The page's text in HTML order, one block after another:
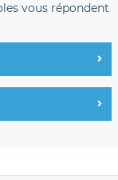
vous répondent